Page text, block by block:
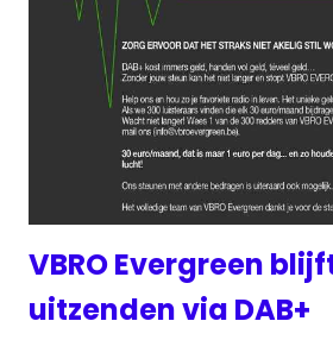
VBRO Evergreen
uitzenden via DAB+